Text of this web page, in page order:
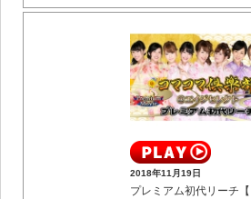
2018年11月19日